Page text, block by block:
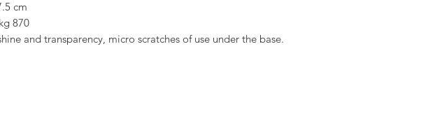
cm
870
and transparency, micro scratches of use under the base.